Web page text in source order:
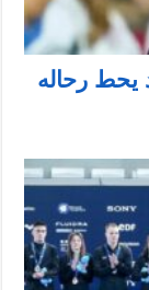
يحط رحاله